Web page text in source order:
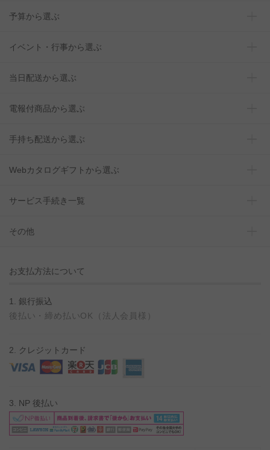
予算から選ぶ
イベント・行事から選ぶ
当日配送から選ぶ
電報付商品から選ぶ
手持ち配送から選ぶ
Webカタログギフトから選ぶ
サービス手続き一覧
その他
お支払方法について
1. 銀行振込
後払い・締め払いOK（法人会員様）
2. クレジットカード
3. NP 後払い